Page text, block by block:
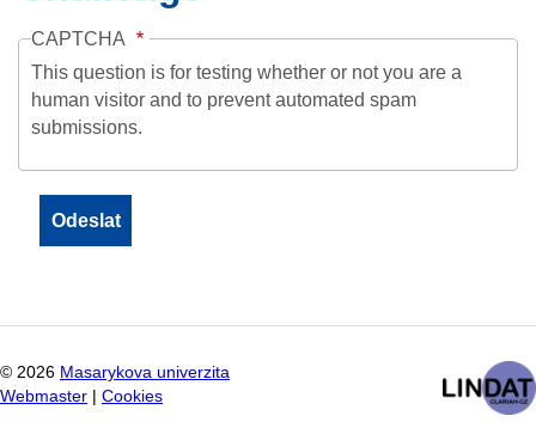
CAPTCHA
This question is for testing whether or not you are a
human visitor and to prevent automated spam
submissions.
© 2026 Masarykova univerzita
Webmaster
Cookies